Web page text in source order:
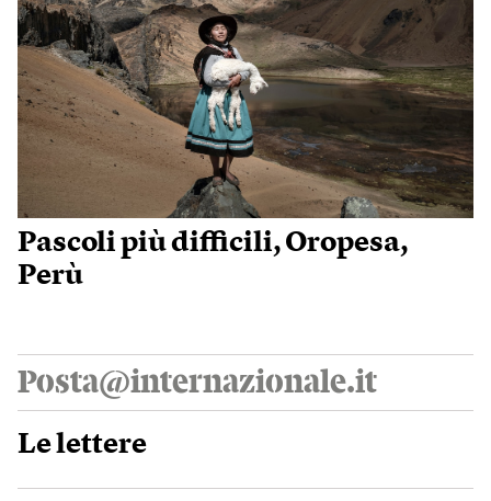
Pascoli più difficili, Oropesa,
Perù
Posta@internazionale.it
Le lettere